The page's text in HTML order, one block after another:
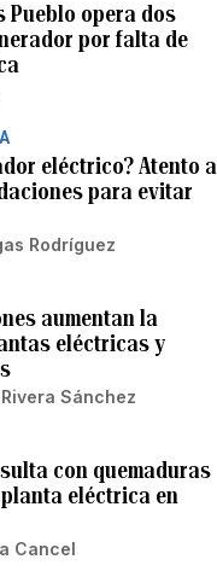
Pueblo opera dos
por falta de
eléctrico? Atento a
para evitar
Rodríguez
aumentan la
eléctricas y
Sánchez
con quemaduras
eléctrica en
Cancel